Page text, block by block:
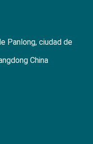
Panlong, ciudad de
China